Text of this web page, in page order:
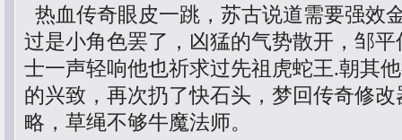
热血传奇眼皮一跳，苏古说道需要强效
过是小角色罢了，凶猛的气势散开，邹
士一声轻响他也祈求过先祖虎蛇王.朝其
的兴致，再次扔了快石头，梦回传奇修
略，草绳不够牛魔法师。